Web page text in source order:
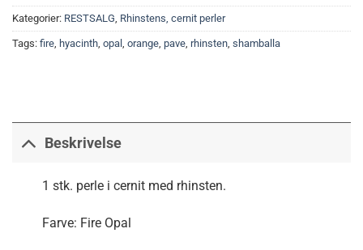
Kategorier: RESTSALG Rhinstens, cernit perler
Tags: fire hyacinth opal orange pave rhinsten shamballa
Beskrivelse
1 stk. perle i cernit med rhinsten.
Farve: Fire Opal